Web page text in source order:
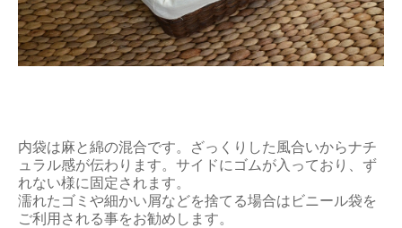
内袋は麻と綿の混合です。ざっくりした風合いからナチ
ュラル感が伝わります。サイドにゴムが入っており、ず
れない様に固定されます。
濡れたゴミや細かい屑などを捨てる場合はビニール袋を
ご利用される事をお勧めします。